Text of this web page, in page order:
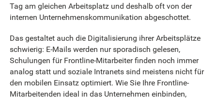
Tag am gleichen Arbeitsplatz und deshalb oft von der
internen Unternehmenskommunikation abgeschottet.
Das gestaltet auch die Digitalisierung ihrer Arbeitsplätze
schwierig: E-Mails werden nur sporadisch gelesen,
Schulungen für Frontline-Mitarbeiter finden noch immer
analog statt und soziale Intranets sind meistens nicht für
den mobilen Einsatz optimiert. Wie Sie Ihre Frontline-
Mitarbeitenden ideal in das Unternehmen einbinden,